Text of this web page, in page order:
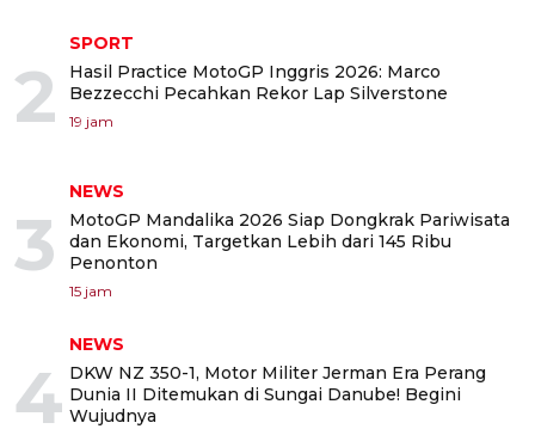
2
SPORT
Hasil Practice MotoGP Inggris 2026: Marco
Bezzecchi Pecahkan Rekor Lap Silverstone
19 jam
3
NEWS
MotoGP Mandalika 2026 Siap Dongkrak Pariwisata
dan Ekonomi, Targetkan Lebih dari 145 Ribu
Penonton
15 jam
4
NEWS
DKW NZ 350-1, Motor Militer Jerman Era Perang
Dunia II Ditemukan di Sungai Danube! Begini
Wujudnya